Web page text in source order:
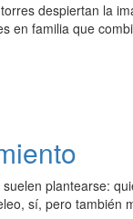
despiertan la
en familia que
plantearse:
sí, pero también